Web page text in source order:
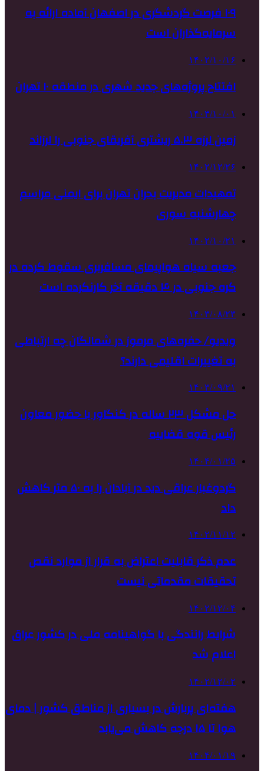
۱۰۹ فرصت گردشگری در اصفهان آماده ارائه به
سرمایه‌گذاران است
۱۴۰۲/۱۰/۱۶
افتتاح پروژه‌های جدید شهری در منطقه ۱۰ تهران
۱۴۰۳/۱۰/۰۱
زمین لرزه ۵.۳ ریشتری آفریقای جنوبی را لرزاند
۱۴۰۲/۱۲/۲۶
تمهیدات مدیریت بحران تهران برای ایمنی مراسم
چهارشنبه سوری
۱۴۰۲/۱۰/۲۱
جعبه سیاه هواپیمای مسافربری سقوط کرده در
کره جنوبی در ۴ دقیقه آخر کارنکرده است
۱۴۰۳/۰۸/۲۳
ویدیو/ حفره‌های مرموز در شمالگان چه ارتباطی
به تغییرات اقلیمی دارند؟
۱۴۰۳/۰۹/۲۱
حل مشکل ۲۳ ساله در کنگاور با حضور معاون
رئیس قوه قضاییه
۱۴۰۴/۰۱/۲۵
گردوغبار عراقی دید در آبادان را به ۵۰ متر کاهش
داد
۱۴۰۲/۱۱/۱۲
عدم ذکر قابلیت اعتراض به قرار از موارد نقص
تحقیقات مقدماتی نیست
۱۴۰۲/۱۲/۰۴
شرایط رانندگی با گواهینامه ملی در کشور عراق
اعلام شد
۱۴۰۲/۱۲/۰۲
هفته‌ای پربارش در بسیاری از مناطق کشور | دمای
هوا تا ۱۵ درجه‌ کاهش می‌یابد
۱۴۰۴/۰۱/۱۹